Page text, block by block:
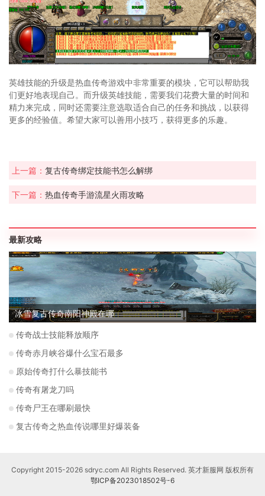
英雄技能的升级是热血传奇游戏中非常重要的模块，它可以帮助我
们更好地表现自己。而升级英雄技能，需要我们花费大量的时间和
精力来完成，同时还需要注意选取适合自己的任务和挑战，以获得
更多的经验值。希望大家可以善用小技巧，获得更多的乐趣。
上一篇： 复古传奇绑定技能书怎么解绑
下一篇： 热血传奇手游流星火雨攻略
最新攻略
冰雪复古传奇南阳神殿在哪
传奇战士技能释放顺序
传奇赤月峡谷爆什么宝石最多
原始传奇打什么暴技能书
传奇有屠龙刀吗
传奇尸王在哪刷最快
复古传奇之热血传说哪里好爆装备
Copyright 2015-2026 sdryc.com All Rights Reserved. 英才新服网 版权所有
鄂ICP备2023018502号-6